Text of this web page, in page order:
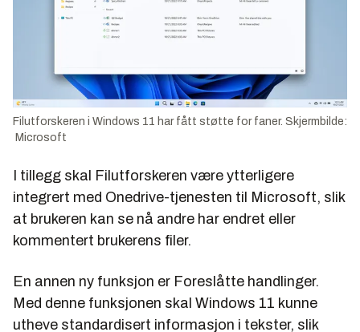
Filutforskeren i Windows 11 har fått støtte for faner. Skjermbilde:
Microsoft
I tillegg skal Filutforskeren være ytterligere
integrert med Onedrive-tjenesten til Microsoft, slik
at brukeren kan se nå andre har endret eller
kommentert brukerens filer.
En annen ny funksjon er Foreslåtte handlinger.
Med denne funksjonen skal Windows 11 kunne
utheve standardisert informasjon i tekster, slik